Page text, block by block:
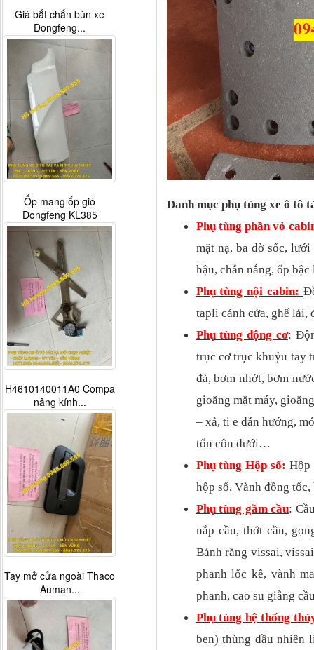
Danh mục phụ tùng xe ô tô
Phụ tùng phần vỏ
mặt nạ, ba đờ sốc,
hậu, chắn nắng, ốp
Phụ tùng nội cabin:
tapli cánh cửa, ghế
Phụ tùng động cơ:
trục cơ trục khuỷu tay
đà, bơm nhớt, bơm
gioăng mặt máy,
– xả, ti e dẫn hướng,
tổn côn dưới…
Phụ tùng Hộp số: Hộp
hộp số, Vành đồng
Phụ tùng gầm cầu:
nắp cầu, thớt cầu,
Bánh răng vissai,
phanh lốc kê, vành
phanh, cao su giằng
Phụ tùng hệ thống
ben) thùng dầu nhiên
Giá bắt chắn bùn xe
Dongfeng...
Ốp mang ốp gió
Dongfeng KL385
H4610140011A0 Compa
nâng kính...
Tay mở cửa ngoài Thaco
Auman...